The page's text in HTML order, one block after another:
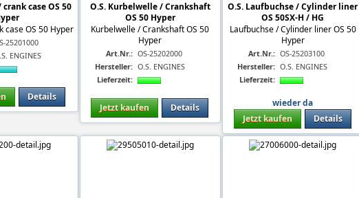
crank case OS 50
case OS 50 Hyper
25201000
ENGINES
Details
O.S. Kurbelwelle / Crankshaft
OS 50 Hyper
Kurbelwelle / Crankshaft OS 50
Hyper
Art.Nr.: OS-25202000
Hersteller: O.S. ENGINES
Lieferzeit:
Jetzt kaufen Details
O.S. Laufbuchse / Cylinder liner
OS 50SX-H / HG
Laufbuchse / Cylinder liner OS 50
Hyper
Art.Nr.: OS-25203100
Hersteller: O.S. ENGINES
Lieferzeit:
wieder da
Jetzt kaufen
Details